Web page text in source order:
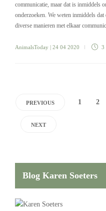
communicatie, maar dat is inmiddels
onderzoeken. We weten inmiddels
diverse manieren met elkaar
AnimalsToday | 24 04 2020 3
PREVIOUS 1 2
NEXT
Blog Karen Soeters